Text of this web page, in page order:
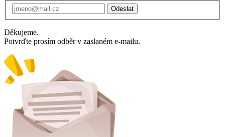
Odeslat
Děkujeme.
Potvrďte prosím odběr v zaslaném e-mailu.